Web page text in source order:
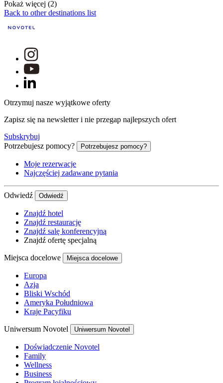
Pokaż więcej (2)
Back to other destinations list
Otrzymuj nasze wyjątkowe oferty
Zapisz się na newsletter i nie przegap najlepszych ofert
Subskrybuj
Potrzebujesz pomocy?
Potrzebujesz pomocy?
Moje rezerwacje
Najczęściej zadawane pytania
Odwiedź Odwiedź
Znajdź hotel
Znajdź restaurację
Znajdź salę konferencyjną
Znajdź ofertę specjalną
Miejsca docelowe Miejsca docelowe
Europa
Azja
Bliski Wschód
Ameryka Południowa
Kraje Pacyfiku
Uniwersum Novotel Uniwersum Novotel
Doświadczenie Novotel
Family
Wellness
Business